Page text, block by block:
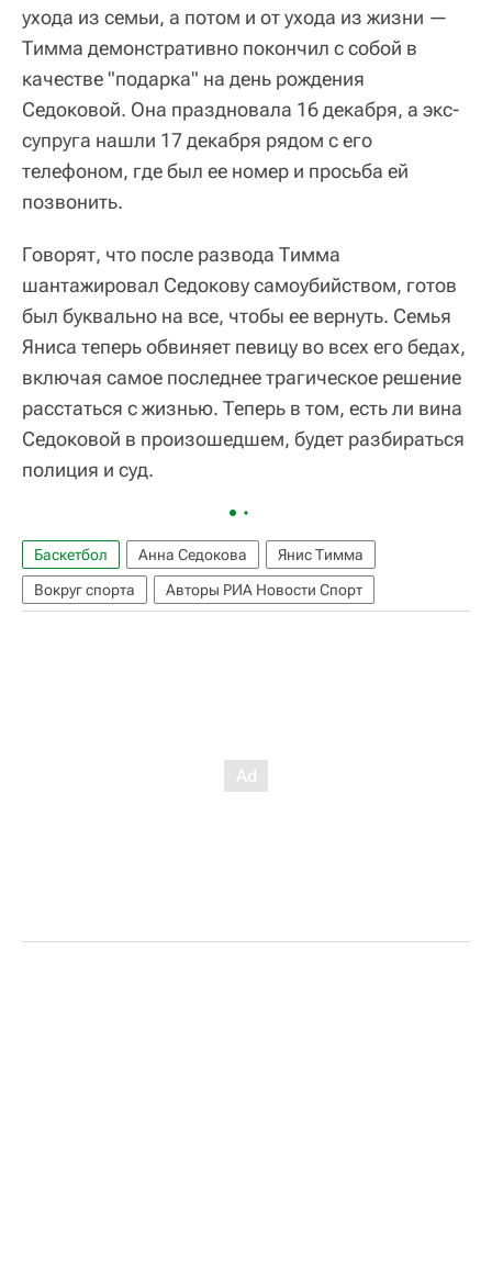
ухода из семьи, а потом и от ухода из жизни —
Тимма демонстративно покончил с собой в
качестве "подарка" на день рождения
Седоковой. Она праздновала 16 декабря, а экс-
супруга нашли 17 декабря рядом с его
телефоном, где был ее номер и просьба ей
позвонить.
Говорят, что после развода Тимма
шантажировал Седокову самоубийством, готов
был буквально на все, чтобы ее вернуть. Семья
Яниса теперь обвиняет певицу во всех его бедах,
включая самое последнее трагическое решение
расстаться с жизнью. Теперь в том, есть ли вина
Седоковой в произошедшем, будет разбираться
полиция и суд.
Баскетбол Анна Седокова
Янис Тимма
Вокруг спорта
Авторы РИА Новости Спорт